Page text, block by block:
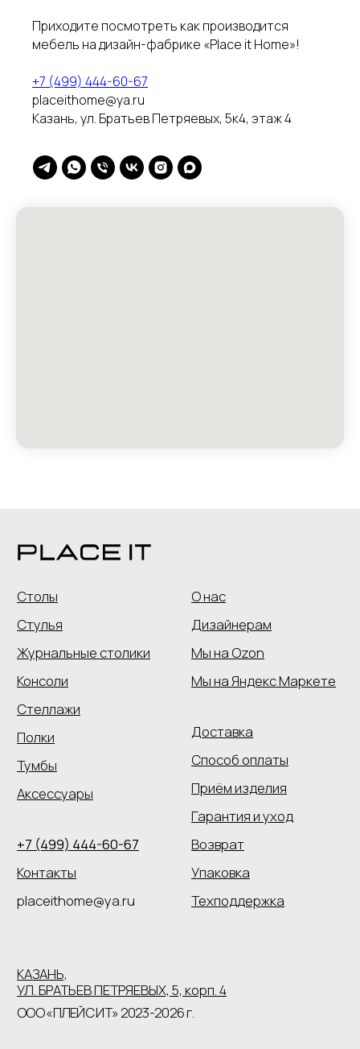
Приходите посмотреть как производится
мебель на дизайн-фабрике «Place it Home»!
+7 (499) 444-60-67
placeithome@ya.ru
Казань, ул. Братьев Петряевых, 5к4, этаж 4